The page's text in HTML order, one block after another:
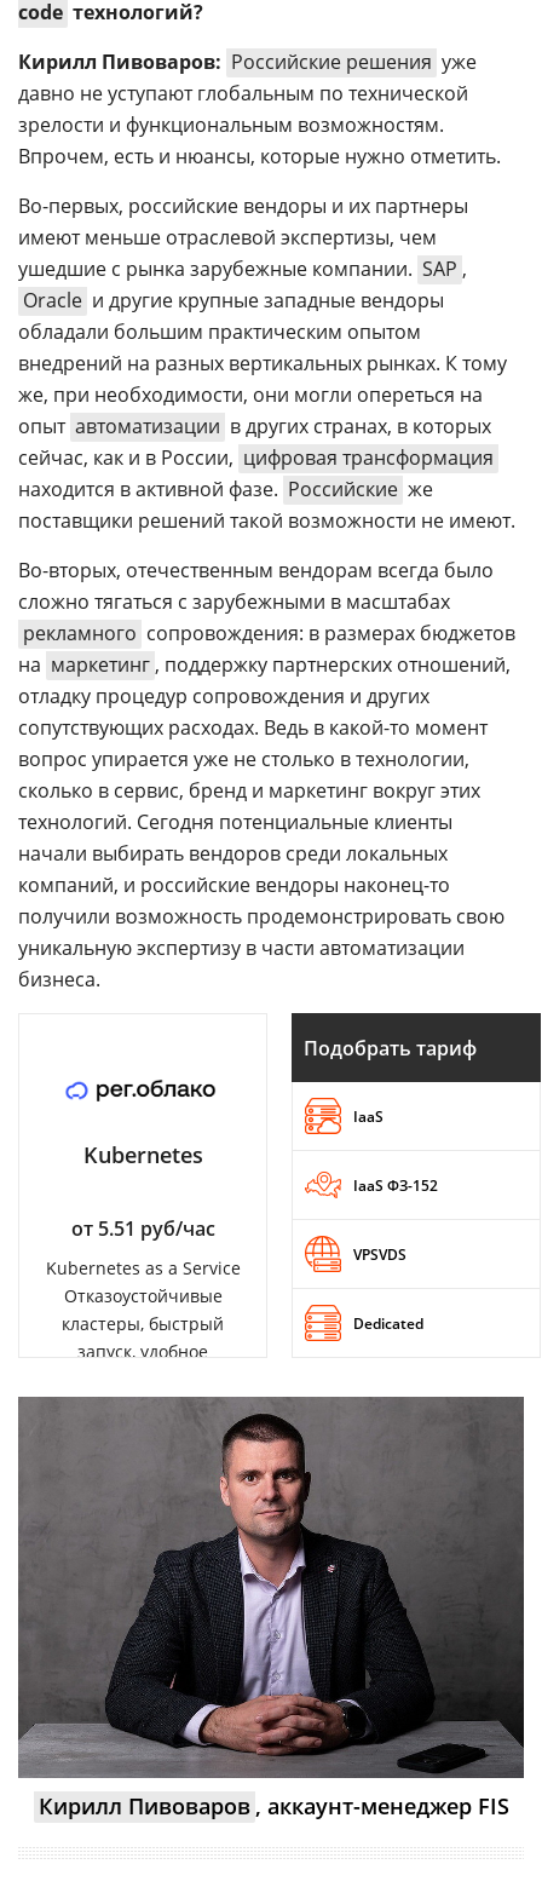
code технологий?
Кирилл Пивоваров: Российские решения уже
давно не уступают глобальным по технической
зрелости и функциональным возможностям.
Впрочем, есть и нюансы, которые нужно отметить.
Во-первых, российские вендоры и их партнеры
имеют меньше отраслевой экспертизы, чем
ушедшие с рынка зарубежные компании. SAP ,
Oracle и другие крупные западные вендоры
обладали большим практическим опытом
внедрений на разных вертикальных рынках. К тому
же, при необходимости, они могли опереться на
опыт автоматизации в других странах, в которых
сейчас, как и в России, цифровая трансформация
находится в активной фазе. Российские же
поставщики решений такой возможности не имеют.
Во-вторых, отечественным вендорам всегда было
сложно тягаться с зарубежными в масштабах
рекламного сопровождения: в размерах бюджетов
на маркетинг , поддержку партнерских отношений,
отладку процедур сопровождения и других
сопутствующих расходах. Ведь в какой-то момент
вопрос упирается уже не столько в технологии,
сколько в сервис, бренд и маркетинг вокруг этих
технологий. Сегодня потенциальные клиенты
начали выбирать вендоров среди локальных
компаний, и российские вендоры наконец-то
получили возможность продемонстрировать свою
уникальную экспертизу в части автоматизации
бизнеса.
Kubernetes
от 5.51 руб/час
Kubernetes as a Service
Отказоустойчивые
кластеры, быстрый
запуск, удобное
Подобрать тариф
IaaS
IaaS ФЗ-152
VPSVDS
Dedicated
Кирилл Пивоваров , аккаунт-менеджер FIS